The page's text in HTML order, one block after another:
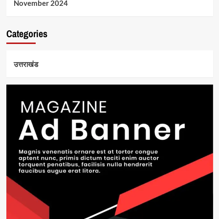
November 2024
Categories
उत्तराखंड